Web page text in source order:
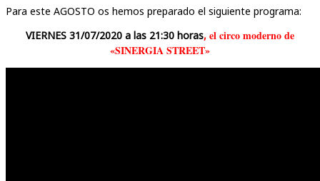
Para este AGOSTO os hemos preparado el siguiente programa:
VIERNES 31/07/2020 a las 21:30 horas, el circo moderno de
«SINERGIA STREET»